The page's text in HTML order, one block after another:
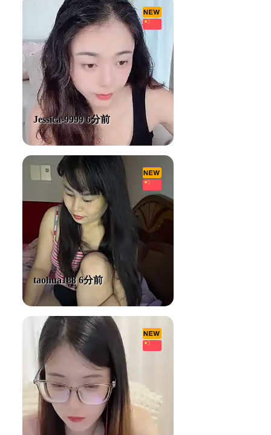
Jessica-9999 6分前
taohua188 6分前